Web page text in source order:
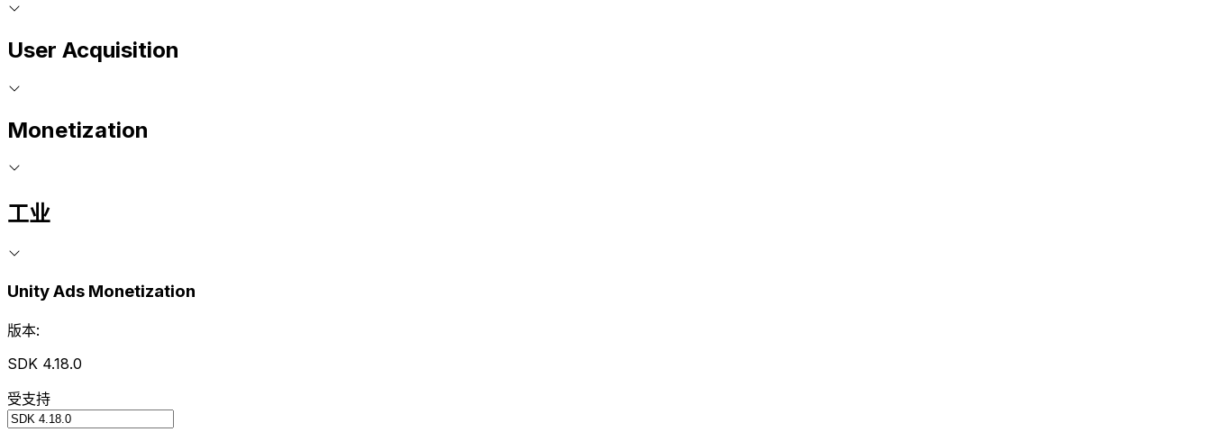
User Acquisition
Monetization
工业
Unity Ads Monetization
版本:
SDK 4.18.0
受支持